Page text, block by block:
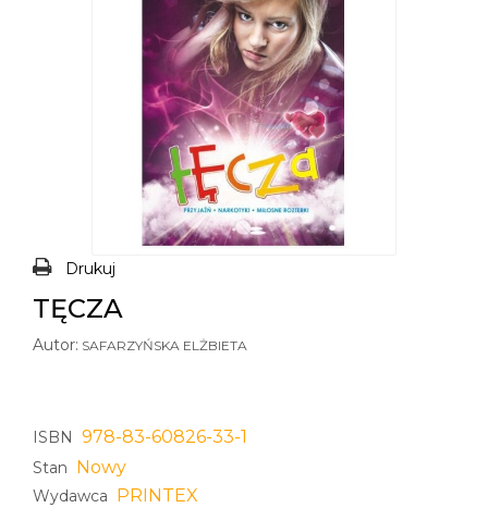
Drukuj
TĘCZA
Autor: SAFARZYŃSKA ELŻBIETA
ISBN 978-83-60826-33-1
Stan Nowy
Wydawca PRINTEX